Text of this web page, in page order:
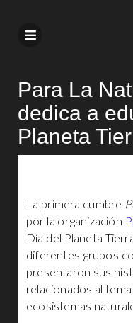
Para La
dedica a
Planeta
La primera cumbre
por la organización
Día del Planeta
diferentes grupos
presentaron sus
relacionados al
ecosistemas